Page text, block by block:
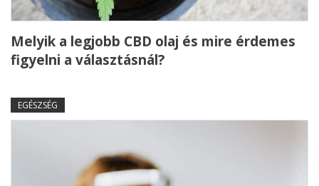
Melyik a legjobb CBD olaj és mire érdemes
figyelni a választásnál?
EGÉSZSÉG